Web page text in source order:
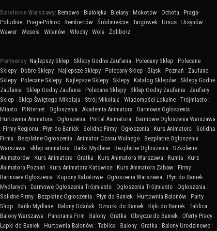
Dzielnice Warszawy: Bemowo : Białołęka : Bielany : Mokotów : Ochota : Praga-
Południe : Praga-Północ : Rembertów : Śródmieście : Targówek : Ursus : Ursynów :
Wawer : Wesoła : Wilanów : Włochy : Wola : Żoliborz
Partnerzy: Najlepszy Sklep : Sklepy Godne Zaufania : Polecany Sklep : Polecane
Sklepy : Dobre Sklepy : Najlepsze Sklepy : Polecany Sklep : Śląsk : Poznań : Zaufane
Sklepy : Polecane Sklepy : Najlepsze Sklepy : Sklepy : Katalog Sklepów : Sklepy Godne
Zaufania : Sklep Godny Zaufania : Polecane Sklepy : Sklep Godny Zaufania : Zaufany
Sklep : Sklep Świętego Mikołaja : Strój Mikołaja : Wiadomości Lokalne : Trójmiasto :
Miasto : PINternet : Ogłoszenia : Akademia Animatora : Darmowe Ogłoszenia :
Hurtownia Animatora : Ogłoszenia : Portal Animatora : Darmowe Ogłoszenia Warszawa
: Firmy Regionu : Płyn do Baniek : Solidne Firmy : Ogłoszenia : Kurs Animatora : Solidna
Firma : Bezpłatne Ogłoszenia : Animator Czasu Wolnego : Bezpłatne Ogłoszenia
Warszawa : sklep animatora : Bańki Mydlane : Bezpłatne Ogłoszenia : Szkolenie
Animatorów : Kurs Animatora : Gratka : Kurs Animatora Warszawa : Rumia : Kurs
Animatora Poznań : Kurs Animatora Katowice : Kurs Animatora Zabaw : Firmy :
Darmowe Ogłoszenia : Kupony Rabatowe : Ogłoszenia Warszawa : Płyn do Baniek
Mydlanych : Darmowe Ogłoszenia Trójmiasto : Ogłoszenia Trójmiasto : Ogłoszenia :
Solidne Firmy : Bezpłatne Ogłoszenia : Płyn do Baniek : Hurtownia Balonów : Party
Shop : Bańki Mydlane : Balony Gdańsk : Sznurki do Baniek : Kijki do Baniek : Tablica :
Balony Warszawa : Panorama Firm : Balony : Gratka : Obręcze do Baniek : Oferty Pracy :
Łapki do Baniek : Hurtownia Balonów : Tablica : Balony : Gratka : Balony Urodzinowe :